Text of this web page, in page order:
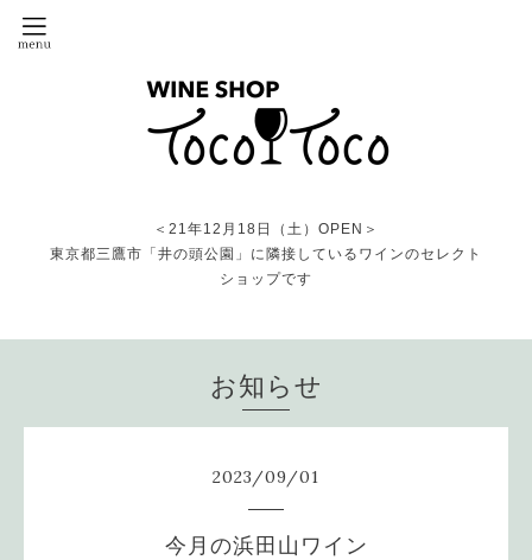
＜21年12月18日（土）OPEN＞
東京都三鷹市「井の頭公園」に隣接しているワインのセレクト
ショップです
お知らせ
2023/09/01
今月の浜田山ワイン